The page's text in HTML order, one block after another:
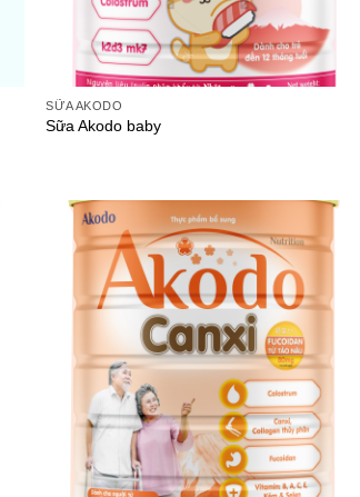
SỮA AKODO
Sữa Akodo baby
Add to